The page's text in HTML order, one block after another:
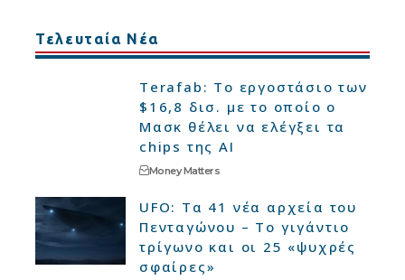
Τελευταία Νέα
Terafab: Το εργοστάσιο των
$16,8 δισ. με το οποίο ο
Μασκ θέλει να ελέγξει τα
chips της AI
Money Matters
UFO: Τα 41 νέα αρχεία του
Πενταγώνου – Το γιγάντιο
τρίγωνο και οι 25 «ψυχρές
σφαίρες»